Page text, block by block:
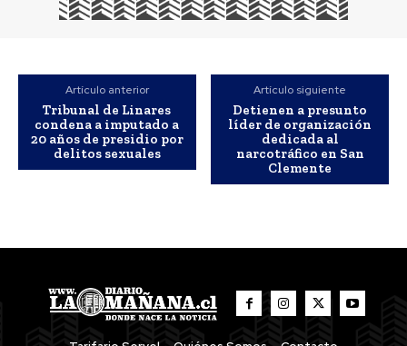
Artículo anterior
Tribunal de Linares
condena a imputado a
20 años de presidio por
delitos sexuales
Artículo siguiente
Detienen a presunto
líder de organización
dedicada al
narcotráfico en San
Clemente